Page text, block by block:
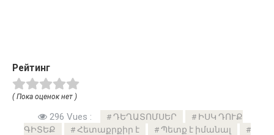
Рейтинг
( Пока оценок нет )
296 Vues : ԴԵՂԱՏՈՄՍԵՐ
ԻՍԿ ԴՈՒՔ
ԳԻՏԵՔ
Հետաքրքիր է
Պետք է իմանալ